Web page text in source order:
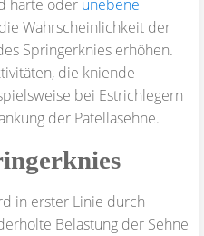
harte oder unebene
Wahrscheinlichkeit der
Springerknies erhöhen.
die kniende
bei Estrichlegern
der Patellasehne.
in erster Linie durch
Belastung der Sehne